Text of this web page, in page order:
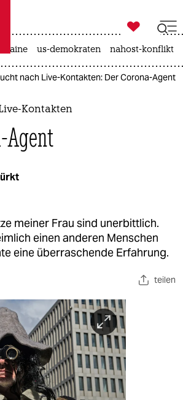
taz zahl ich
taz zahl ich

taz zahl ich
us-demokraten nahost-konflikt
nach Live-Kontakten: Der Corona-Agent
Kontakten
Agent
meiner Frau sind unerbittlich.
einen anderen Menschen
eine überraschende Erfahrung.
teilen